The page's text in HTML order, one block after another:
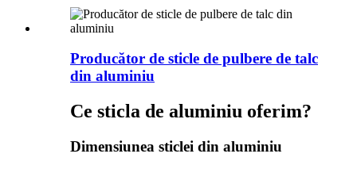
Producător de sticle de pulbere de talc
din aluminiu
Ce sticla de aluminiu oferim?
Dimensiunea sticlei din aluminiu